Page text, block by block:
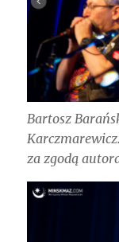
Bartosz
za zgodą